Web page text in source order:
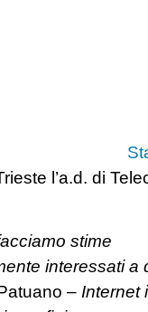
l’a.d. di
stime
interessati a
– Internet